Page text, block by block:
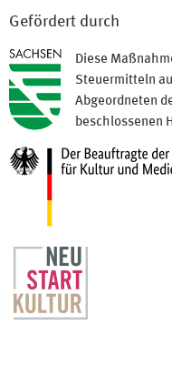
Gefördert durch
Diese
Steuermitteln
Abgeordneten
beschlossenen